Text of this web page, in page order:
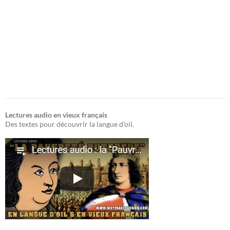
Lectures audio en vieux français
Des textes pour découvrir la langue d'oïl.